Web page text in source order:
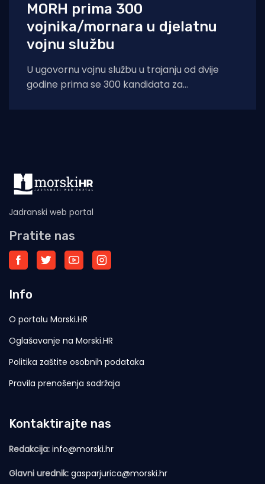
MORH prima 300
vojnika/mornara u djelatnu
vojnu službu
U ugovornu vojnu službu u trajanju od dvije
godine prima se 300 kandidata za
Jadranski web portal
Pratite nas
Info
O portalu Morski.HR
Oglašavanje na Morski.HR
Politika zaštite osobnih podataka
Pravila prenošenja sadržaja
Kontaktirajte nas
Redakcija: info@morski.hr
Glavni urednik: gasparjurica@morski.hr